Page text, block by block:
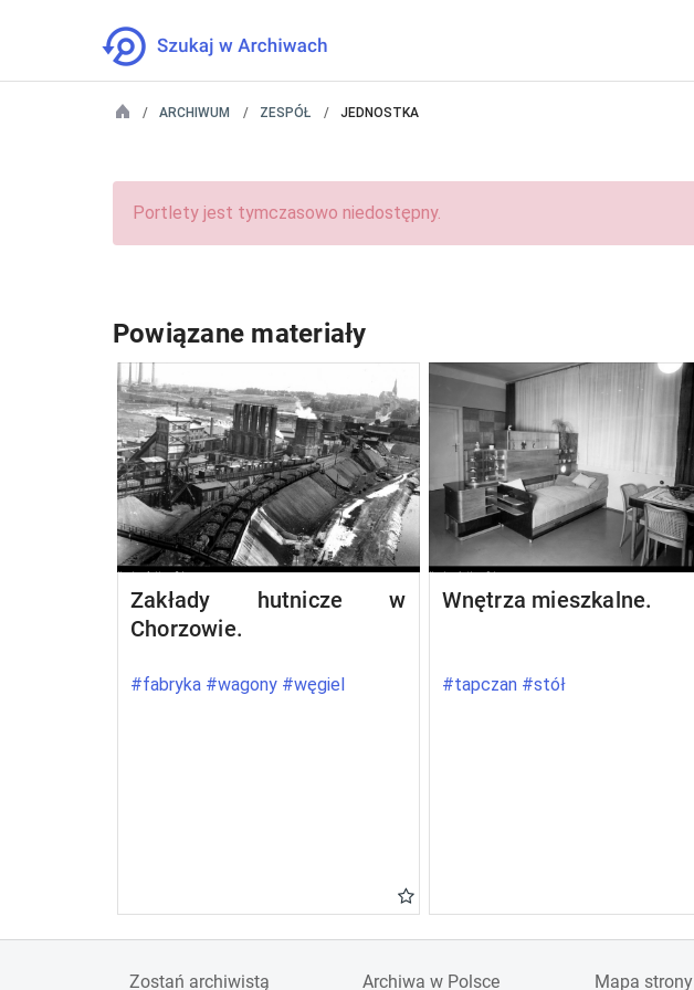
ARCHIWUM ZESPÓŁ JEDNOSTKA
Portlety jest tymczasowo niedostępny.
Powiązane materiały
Zakłady hutnicze w
Chorzowie.
#fabryka #wagony #węgiel
Wnętrza mieszkalne.
#tapczan #stół
Zostań archiwistą Archiwa w Polsce Mapa strony